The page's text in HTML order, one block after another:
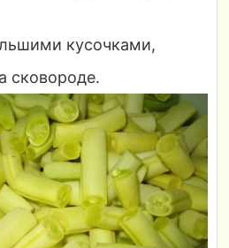
кусочками,
сковороде.